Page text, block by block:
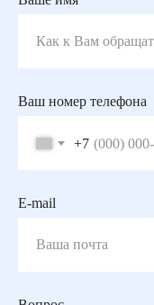
Ваш номер телефона
+7
E-mail